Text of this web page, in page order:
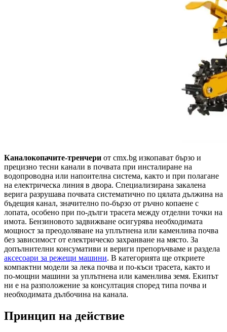
Каналокопачите-тренчери от cmx.bg изкопават бързо и
прецизно тесни канали в почвата при инсталиране на
водопроводна или напоителна система, както и при полагане
на електрическа линия в двора. Специализирана закалена
верига разрушава почвата систематично по цялата дължина на
бъдещия канал, значително по-бързо от ръчно копаене с
лопата, особено при по-дълги трасета между отделни точки на
имота. Бензиновото задвижване осигурява необходимата
мощност за преодоляване на уплътнена или каменлива почва
без зависимост от електрическо захранване на място. За
допълнителни консумативи и вериги препоръчваме и раздела
аксесоари за режещи машини. В категорията ще откриете
компактни модели за лека почва и по-къси трасета, както и
по-мощни машини за уплътнена или каменлива земя. Екипът
ни е на разположение за консултация според типа почва и
необходимата дълбочина на канала.
Принцип на действие